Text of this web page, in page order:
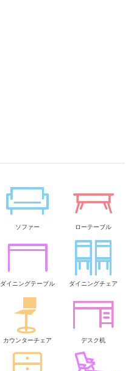
ソファー ローテーブル
ダイニングテーブル ダイニングチェア
カウンターチェア デスク机